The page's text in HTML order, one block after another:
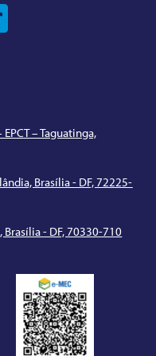
– Taguatinga,
Brasília - DF, 72225-
Brasília - DF, 70330-710